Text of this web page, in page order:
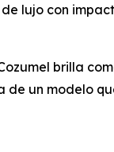
lujo con
brilla
un modelo